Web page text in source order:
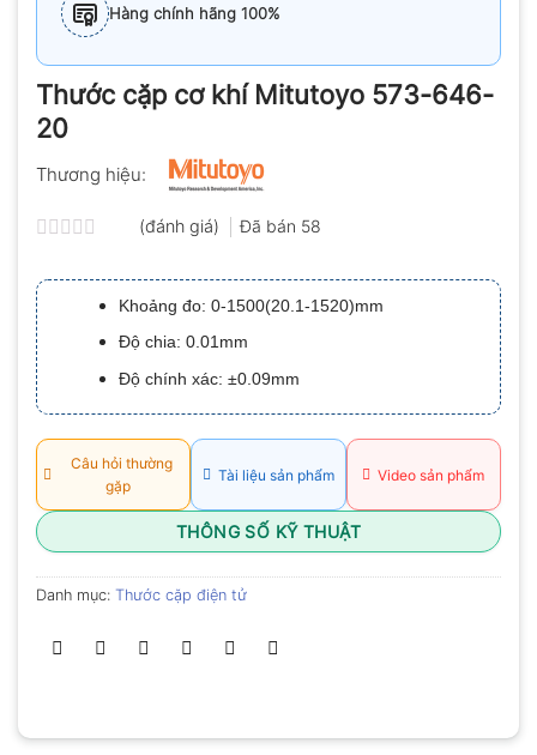
Hàng chính hãng 100%
Thước cặp cơ khí Mitutoyo 573-646-
20
Thương hiệu:
xếp
hạng
0.0
5
sao
(đánh giá) Đã bán 58
Khoảng đo: 0-1500(20.1-1520)mm
Độ chia: 0.01mm
Độ chính xác: ±0.09mm
Câu hỏi thường
gặp
Tài liệu sản phẩm Video sản phẩm
THÔNG SỐ KỸ THUẬT
Danh mục: Thước cặp điện tử